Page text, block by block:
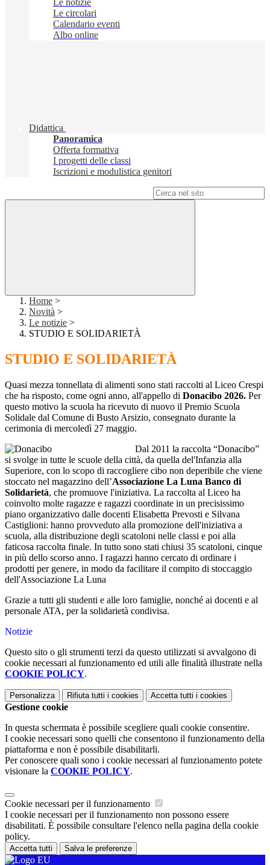
Le notizie
Le circolari
Calendario eventi
Albo online
Didattica
Panoramica
Offerta formativa
I progetti delle classi
Iscrizioni e modulistica genitori
Home >
Novità >
Le notizie >
STUDIO E SOLIDARIETÀ
STUDIO E SOLIDARIETÀ
Quasi mezza tonnellata di alimenti sono stati raccolti al Liceo Crespi
che ha risposto, come ogni anno, all'appello di Donacibo 2026. Per
questo motivo la scuola ha ricevuto di nuovo il Premio Scuola
Solidale dal Comune di Busto Arsizio, consegnato durante la
cerimonia di mercoledì 27 maggio.
Dal 2011 la raccolta “Donacibo”
si svolge in tutte le scuole della città, da quella del'Infanzia alla
Superiore, con lo scopo di raccogliere cibo non deperibile che viene
stoccato nel magazzino dell’Associazione La Luna Banco di
Solidarietà, che promuove l'iniziativa. La raccolta al Liceo ha
coinvolto molte ragazze e ragazzi coordinate in un precisissimo
piano organizzativo dalle docenti Elisabetta Prevosti e Silvana
Castiglioni: hanno provveduto alla promozione dell'iniziativa a
scuola, alla distribuzione degli scatoloni nelle classi e poi alla
faticosa raccolta finale. In tutto sono stati chiusi 35 scatoloni, cinque
in più dello scorso anno. I ragazzi hanno cercato di ordinare i
prodotti per genere, in modo da facilitare il compito di stoccaggio
dell'Associazione La Luna
Grazie a tutti gli studenti e alle loro famiglie, nonché ai docenti e al
personale ATA, per la solidarietà condivisa.
Notizie
Questo sito o gli strumenti terzi da questo utilizzati si avvalgono di
cookie necessari al funzionamento ed utili alle finalità illustrate nella
COOKIE POLICY.
Personalizza Rifiuta tutti i cookies Accetta tutti i cookies
Gestione cookie
In questa schermata è possibile scegliere quali cookie consentire.
I cookie necessari sono quelli che consentono il funzionamento della
piattaforma e non è possibile disabilitarli.
Per conoscere quali sono i cookie necessari al funzionamento potete
visionare la COOKIE POLICY.
Cookie necessari per il funzionamento
I cookie necessari per il funzionamento non possono essere
disabilitati. È possibile consultare l'elenco nella pagina della cookie
policy.
Accetta tutti Salva le preferenze